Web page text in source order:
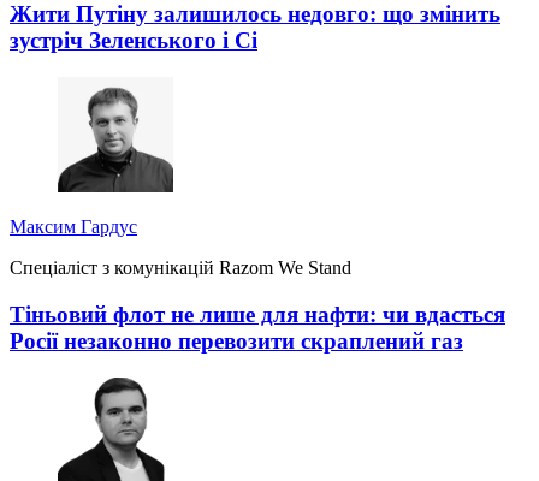
Жити Путіну залишилось недовго: що змінить
зустріч Зеленського і Сі
Максим Гардус
Спеціаліст з комунікацій Razom We Stand
Тіньовий флот не лише для нафти: чи вдасться
Росії незаконно перевозити скраплений газ